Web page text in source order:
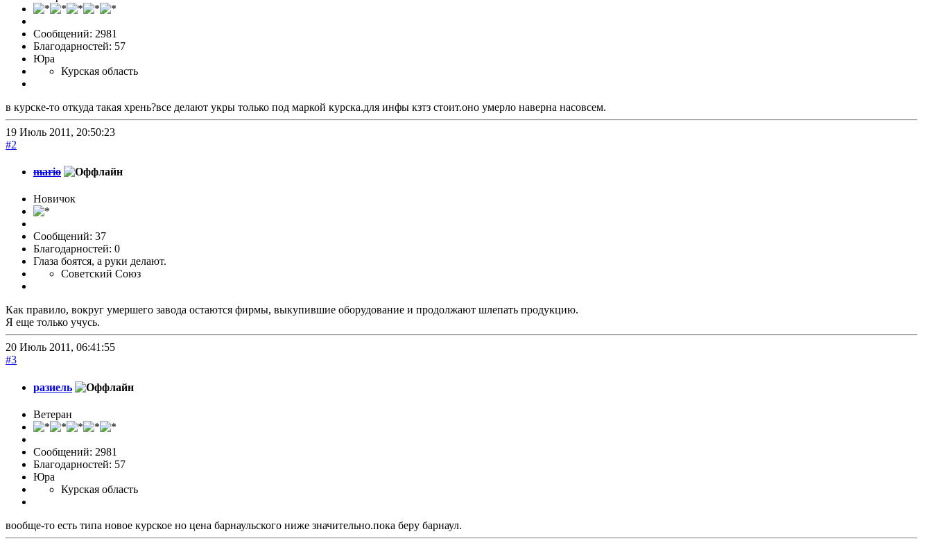
Сообщений: 2981
Благодарностей: 57
Юра
Курская область
в курске-то откуда такая хрень?все делают укры только под маркой курска.для инфы кзтз стоит.оно умерло наверна насовсем.
19 Июль 2011, 20:50:23
#2
mario
Новичок
Сообщений: 37
Благодарностей: 0
Глаза боятся, а руки делают.
Советский Союз
Как правило, вокруг умершего завода остаются фирмы, выкупившие оборудование и продолжают шлепать продукцию.
Я еще только учусь.
20 Июль 2011, 06:41:55
#3
разиель
Ветеран
Сообщений: 2981
Благодарностей: 57
Юра
Курская область
вообще-то есть типа новое курское но цена барнаульского ниже значительно.пока беру барнаул.